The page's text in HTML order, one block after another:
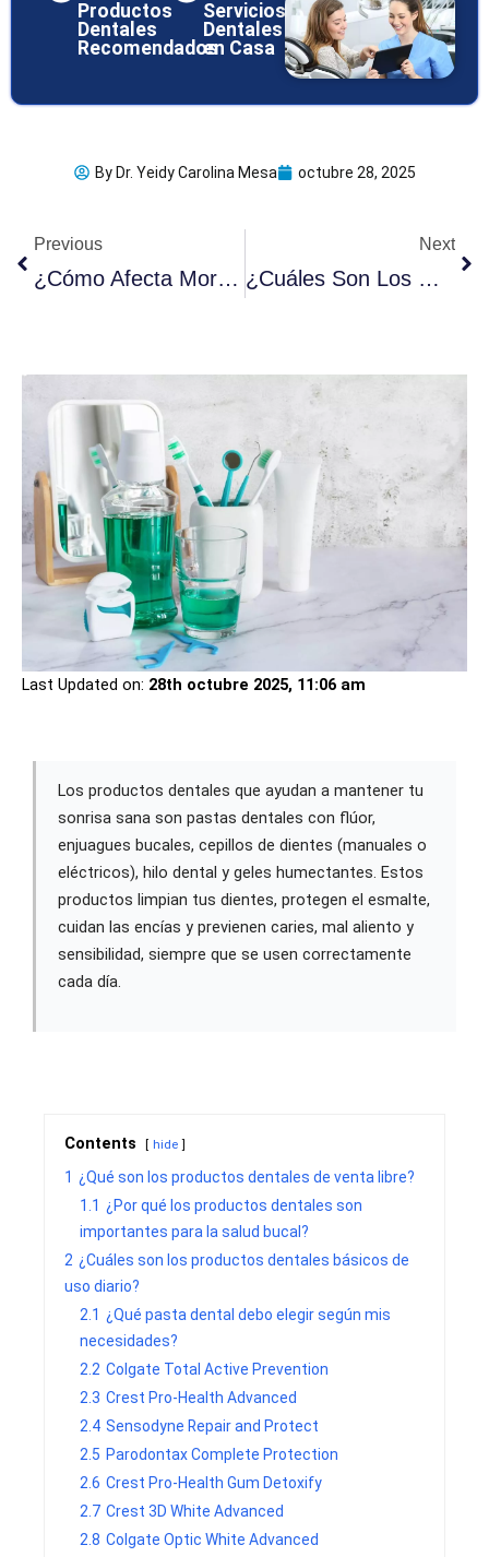
Productos
Dentales
Recomendados
Servicios
Dentales
en Casa
ByDr. Yeidy Carolina Mesa octubre 28, 2025
Previous
¿Cómo Afecta Morderse Las Uñas A Tus Dientes Y Encías?
Next
¿Cuáles Son Los Mejores Cepillos De Dientes Para Cada Edad?
Last Updated on: 28th octubre 2025, 11:06 am
Los productos dentales que ayudan a mantener tu
sonrisa sana son pastas dentales con flúor,
enjuagues bucales, cepillos de dientes (manuales o
eléctricos), hilo dental y geles humectantes. Estos
productos limpian tus dientes, protegen el esmalte,
cuidan las encías y previenen caries, mal aliento y
sensibilidad, siempre que se usen correctamente
cada día.
Contents hide
1 ¿Qué son los productos dentales de venta libre?
1.1 ¿Por qué los productos dentales son
importantes para la salud bucal?
2 ¿Cuáles son los productos dentales básicos de
uso diario?
2.1 ¿Qué pasta dental debo elegir según mis
necesidades?
2.2 Colgate Total Active Prevention
2.3 Crest Pro-Health Advanced
2.4 Sensodyne Repair and Protect
2.5 Parodontax Complete Protection
2.6 Crest Pro-Health Gum Detoxify
2.7 Crest 3D White Advanced
2.8 Colgate Optic White Advanced